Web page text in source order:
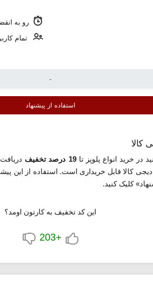
رو به
تمام
استفاده از پیشنهاد
در خرید انواع پلوپز تا19 درصد تخفیف
کالا قابل خریداری است. استفاده از این
کلیک کنید.
این کد تخفیف به کارتون اومد؟
+203